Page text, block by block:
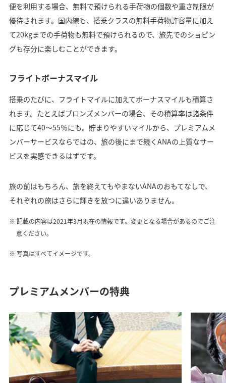
便を利用する場合、無料で預けられる手荷物の個数や重さ制限が
優待されます。国内線も、搭乗クラスの無料手荷物許容量に加え
て20kgまでの手荷物も無料で預けられるので、旅先でのショピン
グも存分に楽しむことができます。
フライトボーナスマイル
搭乗のたびに、フライトマイルに加えてボーナスマイルも積算さ
れます。たとえばブロンズメンバーの場合、その積算率は諸条件
に応じて40～55％にも。貯まりやすいマイルから、プレミアムメ
ンバーサービスならではの、旅の後にまで続くANAの上質なサー
ビスを実感できるはずです。
旅の前はもちろん、旅を終えてもやまないANAのおもてなしで、
それぞれの旅はさらに輝きを放つに違いありません。
記載の内容は2021年3月現在の情報です。変更となる場合があるのでご注
意ください。
写真はすべてイメージです。
プレミアムメンバーの特典